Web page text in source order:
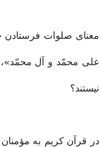
معنای صلوات فرستادن
علی محمّد و آل محمّد»،
نیستند؟
در قرآن كریم به